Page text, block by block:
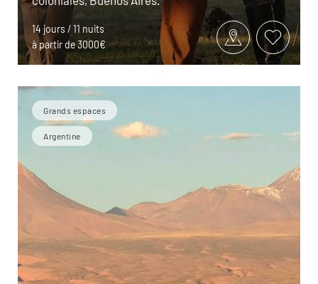
14 jours / 11 nuits
à partir de 3000€
Grands espaces
Argentine